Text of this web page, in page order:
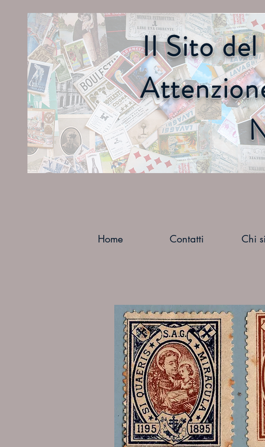
Il Sito
Home Contatti Chi